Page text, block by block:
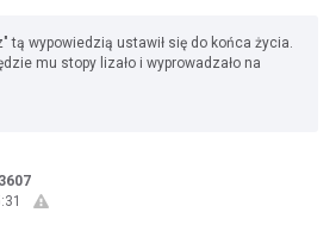
tą wypowiedzią ustawił się do końca życia.
mu stopy lizało i wyprowadzało na